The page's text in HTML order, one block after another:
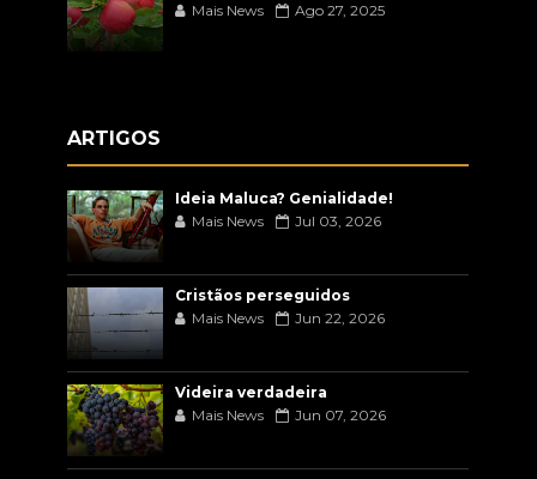
Mais News
Ago 27, 2025
ARTIGOS
Ideia Maluca? Genialidade!
Mais News
Jul 03, 2026
Cristãos perseguidos
Mais News
Jun 22, 2026
Videira verdadeira
Mais News
Jun 07, 2026